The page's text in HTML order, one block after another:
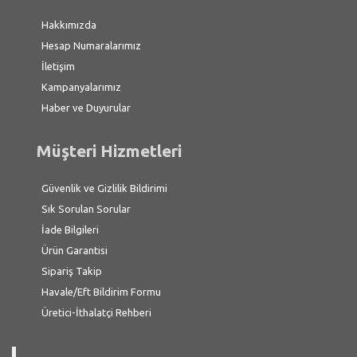
Hakkımızda
Hesap Numaralarımız
İletişim
Kampanyalarımız
Haber ve Duyurular
Müşteri Hizmetleri
Güvenlik ve Gizlilik Bildirimi
Sık Sorulan Sorular
İade Bilgileri
Ürün Garantisi
Sipariş Takip
Havale/Eft Bildirim Formu
Üretici-İthalatçi Rehberi